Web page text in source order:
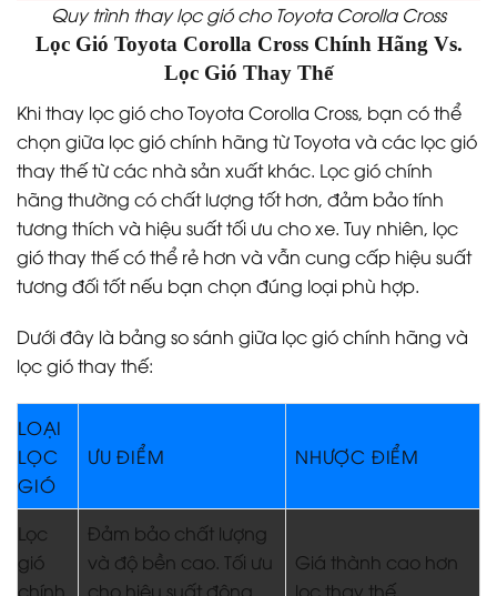
Quy trình thay lọc gió cho Toyota Corolla Cross
Lọc Gió Toyota Corolla Cross Chính Hãng Vs.
Lọc Gió Thay Thế
Khi thay lọc gió cho Toyota Corolla Cross, bạn có thể
chọn giữa lọc gió chính hãng từ Toyota và các lọc gió
thay thế từ các nhà sản xuất khác. Lọc gió chính
hãng thường có chất lượng tốt hơn, đảm bảo tính
tương thích và hiệu suất tối ưu cho xe. Tuy nhiên, lọc
gió thay thế có thể rẻ hơn và vẫn cung cấp hiệu suất
tương đối tốt nếu bạn chọn đúng loại phù hợp.
Dưới đây là bảng so sánh giữa lọc gió chính hãng và
lọc gió thay thế:
LOẠI
LỌC
GIÓ
ƯU ĐIỂM NHƯỢC ĐIỂM
Lọc
gió
chính
Đảm bảo chất lượng
và độ bền cao. Tối ưu
cho hiệu suất động
Giá thành cao hơn
lọc thay thế.